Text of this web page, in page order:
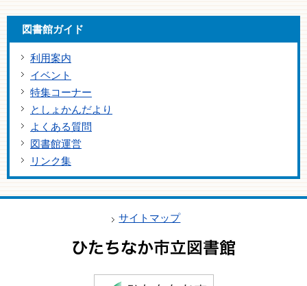
図書館ガイド
利用案内
イベント
特集コーナー
としょかんだより
よくある質問
図書館運営
リンク集
サイトマップ